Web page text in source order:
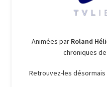
Animées par Roland
chroniques de
Retrouvez-les